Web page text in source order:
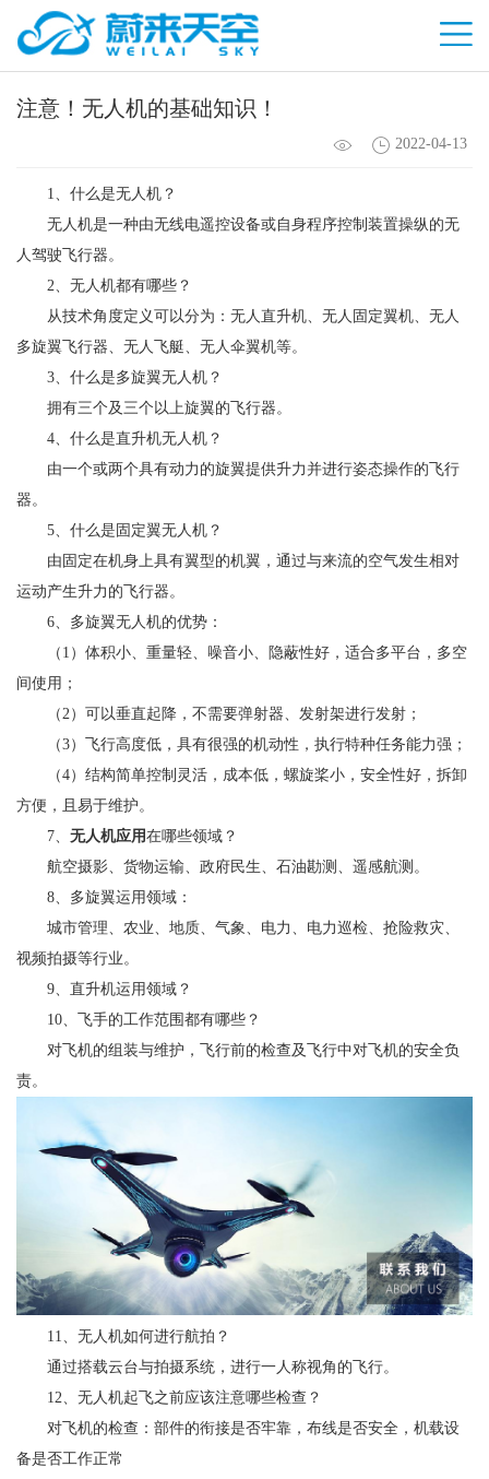
注意！无人机的基础知识！
2022-04-13
1、什么是无人机？
无人机是一种由无线电遥控设备或自身程序控制装置操纵的无
人驾驶飞行器。
2、无人机都有哪些？
从技术角度定义可以分为：无人直升机、无人固定翼机、无人
多旋翼飞行器、无人飞艇、无人伞翼机等。
3、什么是多旋翼无人机？
拥有三个及三个以上旋翼的飞行器。
4、什么是直升机无人机？
由一个或两个具有动力的旋翼提供升力并进行姿态操作的飞行
器。
5、什么是固定翼无人机？
由固定在机身上具有翼型的机翼，通过与来流的空气发生相对
运动产生升力的飞行器。
6、多旋翼无人机的优势：
（1）体积小、重量轻、噪音小、隐蔽性好，适合多平台，多空
间使用；
（2）可以垂直起降，不需要弹射器、发射架进行发射；
（3）飞行高度低，具有很强的机动性，执行特种任务能力强；
（4）结构简单控制灵活，成本低，螺旋桨小，安全性好，拆卸
方便，且易于维护。
7、 无人机应用在哪些领域？
航空摄影、货物运输、政府民生、石油勘测、遥感航测。
8、多旋翼运用领域：
城市管理、农业、地质、气象、电力、电力巡检、抢险救灾、
视频拍摄等行业。
9、直升机运用领域？
10、飞手的工作范围都有哪些？
对飞机的组装与维护，飞行前的检查及飞行中对飞机的安全负
责。
11、无人机如何进行航拍？
通过搭载云台与拍摄系统，进行一人称视角的飞行。
12、无人机起飞之前应该注意哪些检查？
对飞机的检查：部件的衔接是否牢靠，布线是否安全，机载设
备是否工作正常